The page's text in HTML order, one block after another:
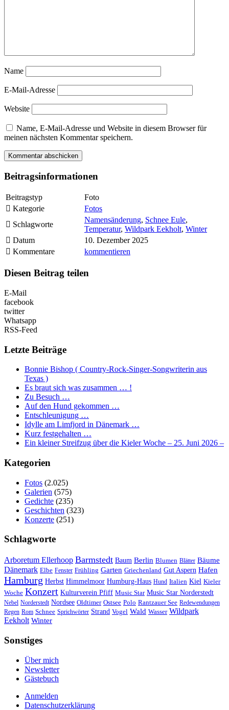
Name
E-Mail-Adresse
Website
Name, E-Mail-Adresse und Website in diesem Browser für
meinen nächsten Kommentar speichern.
Beitragsinformationen
Beitragstyp
Foto
Kategorie
Fotos
Schlagworte
Namensänderung, Schnee Eule,
Temperatur, Wildpark Eekholt, Winter
Datum
10. Dezember 2025
Kommentare
kommentieren
Diesen Beitrag teilen
E-Mail
facebook
twitter
Whatsapp
RSS-Feed
Letzte Beiträge
Bonnie Bishop ( Country-Rock-Singer-Songwriterin aus
Texas )
Es braut sich was zusammen … !
Zu Besuch …
Auf den Hund gekommen …
Entschleunigung …
Idylle am Limfjord in Dänemark …
Kurz festgehalten …
Ein kleiner Streifzug über die Kieler Woche – 25. Juni 2026 –
Kategorien
Fotos (2.025)
Galerien (575)
Gedichte (235)
Geschichten (323)
Konzerte (251)
Schlagworte
Arboretum Ellerhoop Barmstedt Baum Berlin Blumen Blätter Bäume
Dänemark Elbe Fenster Frühling Garten Griechenland Gut Aspern Hafen
Hamburg Herbst Himmelmoor Humburg-Haus Hund Italien Kiel Kieler
Woche Konzert Kulturverein Pfiff Music Star Music Star Norderstedt
Nebel Norderstedt Nordsee Oldtimer Ostsee Polo Rantzauer See Redewendungen
Regen Rom Schnee Sprichwörter Strand Vogel Wald Wasser Wildpark
Eekholt Winter
Sonstiges
Über mich
Newsletter
Gästebuch
Anmelden
Datenschutzerklärung